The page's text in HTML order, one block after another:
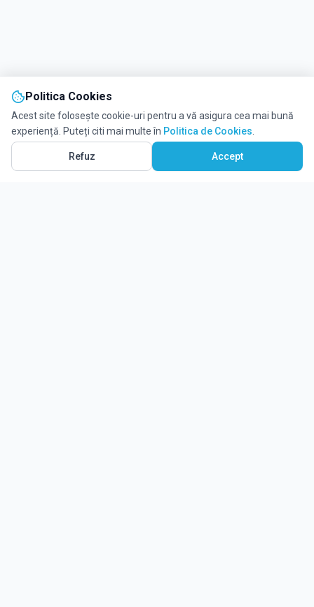
Politica Cookies
Acest site folosește cookie-uri pentru a vă asigura cea mai bună
experiență. Puteți citi mai multe în Politica de Cookies
Refuz Accept